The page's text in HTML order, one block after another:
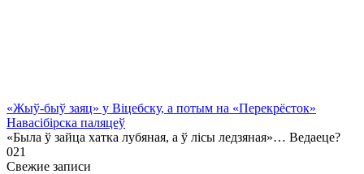
«Жыў-быў заяц» у Віцебску, а потым на «Перекрёсток»
Навасібірска паляцеў
«Была ў зайца хатка лубяная, а ў лісы ледзяная»… Ведаеце?
021
Свежие записи